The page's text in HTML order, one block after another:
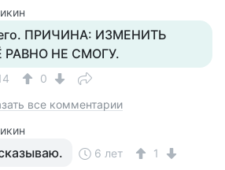
ПРИЧИНА: ИЗМЕНИТЬ
РАВНО НЕ СМОГУ.
0
все комментарии
6 лет 1